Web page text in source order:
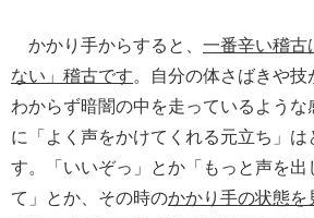
かかり手からすると、 一番辛い稽古
ない」稽古です。自分の体さばきや
わからず暗闇の中を走っているような
に「よく声をかけてくれる元立ち」は
す。「いいぞっ」とか「もっと声を出
て」とか、その時のかかり手の状態を